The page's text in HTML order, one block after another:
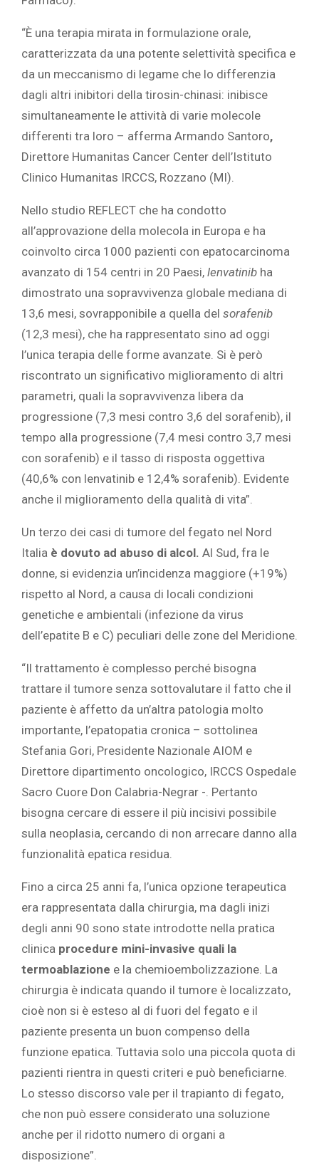
“È una terapia mirata in formulazione orale,
caratterizzata da una potente selettività specifica e
da un meccanismo di legame che lo differenzia
dagli altri inibitori della tirosin-chinasi: inibisce
simultaneamente le attività di varie molecole
differenti tra loro – afferma Armando Santoro,
Direttore Humanitas Cancer Center dell’Istituto
Clinico Humanitas IRCCS, Rozzano (MI).
Nello studio REFLECT che ha condotto
all’approvazione della molecola in Europa e ha
coinvolto circa 1000 pazienti con epatocarcinoma
avanzato di 154 centri in 20 Paesi, lenvatinib ha
dimostrato una sopravvivenza globale mediana di
13,6 mesi, sovrapponibile a quella del sorafenib
(12,3 mesi), che ha rappresentato sino ad oggi
l’unica terapia delle forme avanzate. Si è però
riscontrato un significativo miglioramento di altri
parametri, quali la sopravvivenza libera da
progressione (7,3 mesi contro 3,6 del sorafenib), il
tempo alla progressione (7,4 mesi contro 3,7 mesi
con sorafenib) e il tasso di risposta oggettiva
(40,6% con lenvatinib e 12,4% sorafenib). Evidente
anche il miglioramento della qualità di vita”.
Un terzo dei casi di tumore del fegato nel Nord
Italia è dovuto ad abuso di alcol. Al Sud, fra le
donne, si evidenzia un’incidenza maggiore (+19%)
rispetto al Nord, a causa di locali condizioni
genetiche e ambientali (infezione da virus
dell’epatite B e C) peculiari delle zone del Meridione.
“Il trattamento è complesso perché bisogna
trattare il tumore senza sottovalutare il fatto che il
paziente è affetto da un’altra patologia molto
importante, l’epatopatia cronica – sottolinea
Stefania Gori, Presidente Nazionale AIOM e
Direttore dipartimento oncologico, IRCCS Ospedale
Sacro Cuore Don Calabria-Negrar -. Pertanto
bisogna cercare di essere il più incisivi possibile
sulla neoplasia, cercando di non arrecare danno alla
funzionalità epatica residua.
Fino a circa 25 anni fa, l’unica opzione terapeutica
era rappresentata dalla chirurgia, ma dagli inizi
degli anni 90 sono state introdotte nella pratica
clinica procedure mini-invasive quali la
termoablazione e la chemioembolizzazione. La
chirurgia è indicata quando il tumore è localizzato,
cioè non si è esteso al di fuori del fegato e il
paziente presenta un buon compenso della
funzione epatica. Tuttavia solo una piccola quota di
pazienti rientra in questi criteri e può beneficiarne.
Lo stesso discorso vale per il trapianto di fegato,
che non può essere considerato una soluzione
anche per il ridotto numero di organi a
disposizione”.